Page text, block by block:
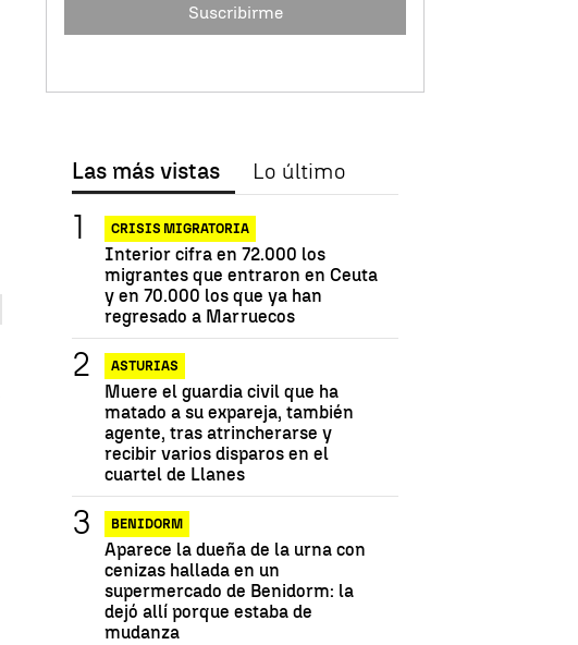
Suscribirme
Las más vistas Lo último
CRISIS MIGRATORIA
Interior cifra en 72.000 los
migrantes que entraron en Ceuta
y en 70.000 los que ya han
regresado a Marruecos
ASTURIAS
Muere el guardia civil que ha
matado a su expareja, también
agente, tras atrincherarse y
recibir varios disparos en el
cuartel de Llanes
BENIDORM
Aparece la dueña de la urna con
cenizas hallada en un
supermercado de Benidorm: la
dejó allí porque estaba de
mudanza